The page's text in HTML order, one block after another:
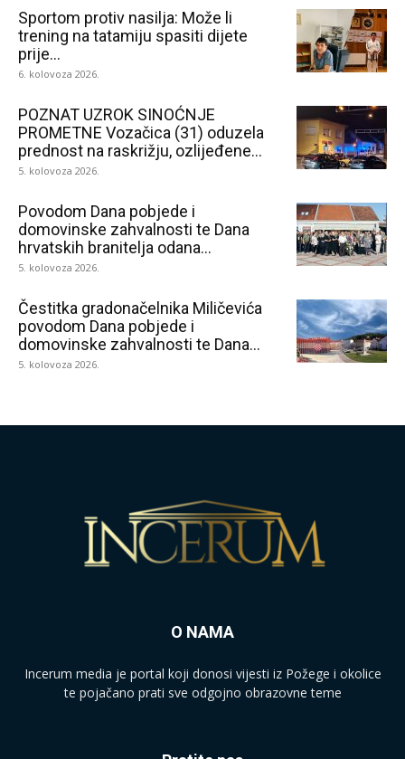
Sportom protiv nasilja: Može li
trening na tatamiju spasiti dijete
prije...
6. kolovoza 2026.
POZNAT UZROK SINOĆNJE
PROMETNE Vozačica (31) oduzela
prednost na raskrižju, ozlijeđene...
5. kolovoza 2026.
Povodom Dana pobjede i
domovinske zahvalnosti te Dana
hrvatskih branitelja odana...
5. kolovoza 2026.
Čestitka gradonačelnika Miličevića
povodom Dana pobjede i
domovinske zahvalnosti te Dana...
5. kolovoza 2026.
O NAMA
Incerum media je portal koji donosi vijesti iz Požege i okolice
te pojačano prati sve odgojno obrazovne teme